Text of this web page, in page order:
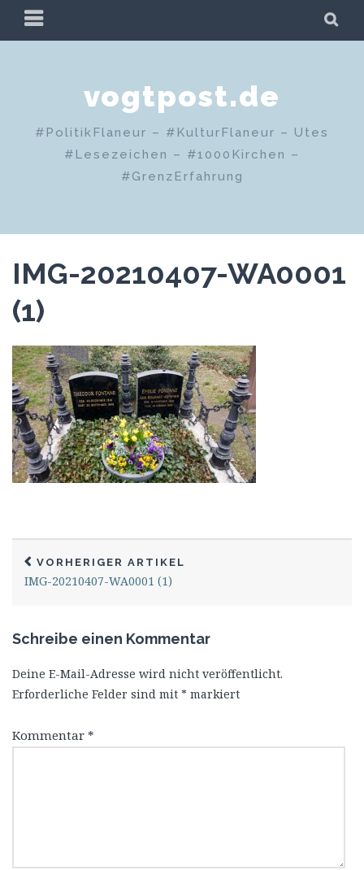
Zum
PRIMÄRES
MENÜ
vogtpost.de
#PolitikFlaneur – #KulturFlaneur – Utes
#Lesezeichen – #1000Kirchen –
#GrenzErfahrung
IMG-20210407-WA0001
(1)
VORHERIGER ARTIKEL
IMG-20210407-WA0001 (1)
Schreibe einen Kommentar
Deine E-Mail-Adresse wird nicht veröffentlicht.
Erforderliche Felder sind mit * markiert
Kommentar *